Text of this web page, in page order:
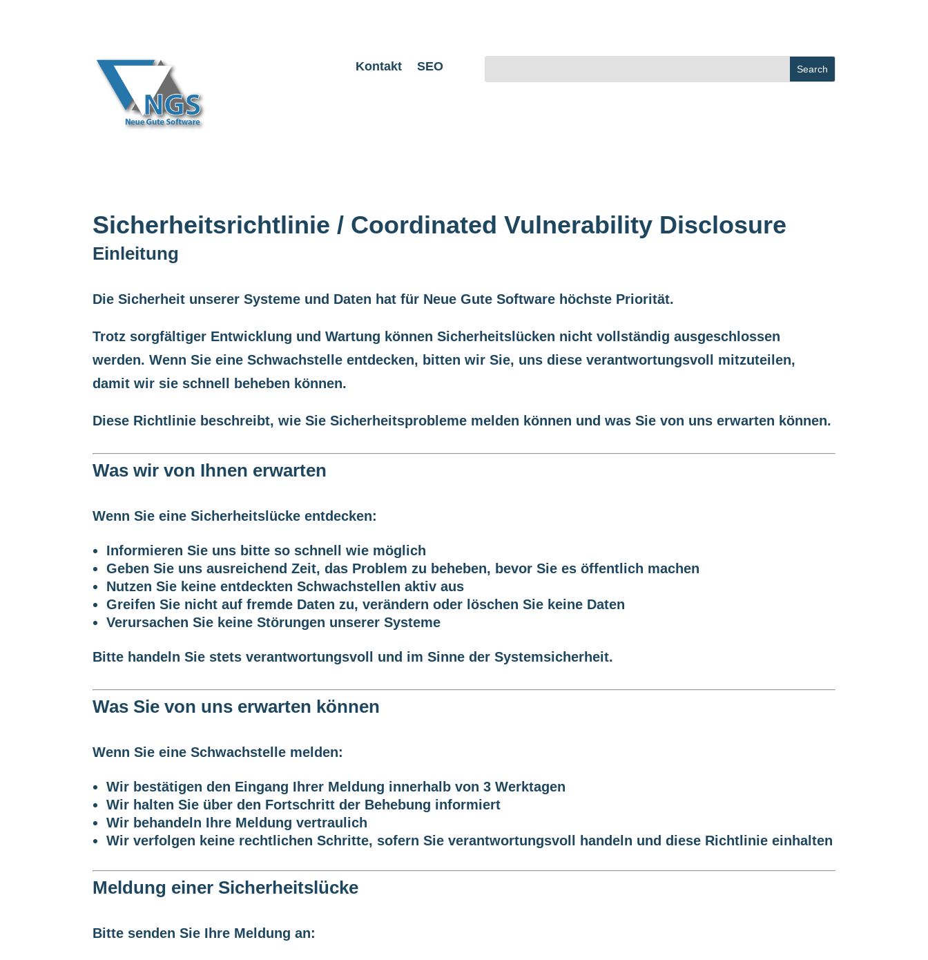
Kontakt SEO
Sicherheitsrichtlinie / Coordinated Vulnerability Disclosure
Einleitung
Die Sicherheit unserer Systeme und Daten hat für Neue Gute Software höchste Priorität.
Trotz sorgfältiger Entwicklung und Wartung können Sicherheitslücken nicht vollständig ausgeschlossen
werden. Wenn Sie eine Schwachstelle entdecken, bitten wir Sie, uns diese verantwortungsvoll mitzuteilen,
damit wir sie schnell beheben können.
Diese Richtlinie beschreibt, wie Sie Sicherheitsprobleme melden können und was Sie von uns erwarten können.
Was wir von Ihnen erwarten
Wenn Sie eine Sicherheitslücke entdecken:
Informieren Sie uns bitte so schnell wie möglich
Geben Sie uns ausreichend Zeit, das Problem zu beheben, bevor Sie es öffentlich machen
Nutzen Sie keine entdeckten Schwachstellen aktiv aus
Greifen Sie nicht auf fremde Daten zu, verändern oder löschen Sie keine Daten
Verursachen Sie keine Störungen unserer Systeme
Bitte handeln Sie stets verantwortungsvoll und im Sinne der Systemsicherheit.
Was Sie von uns erwarten können
Wenn Sie eine Schwachstelle melden:
Wir bestätigen den Eingang Ihrer Meldung innerhalb von3 Werktagen
Wir halten Sie über den Fortschritt der Behebung informiert
Wir behandeln Ihre Meldung vertraulich
Wir verfolgen keine rechtlichen Schritte, sofern Sie verantwortungsvoll handeln und diese Richtlinie einhalten
Meldung einer Sicherheitslücke
Bitte senden Sie Ihre Meldung an: